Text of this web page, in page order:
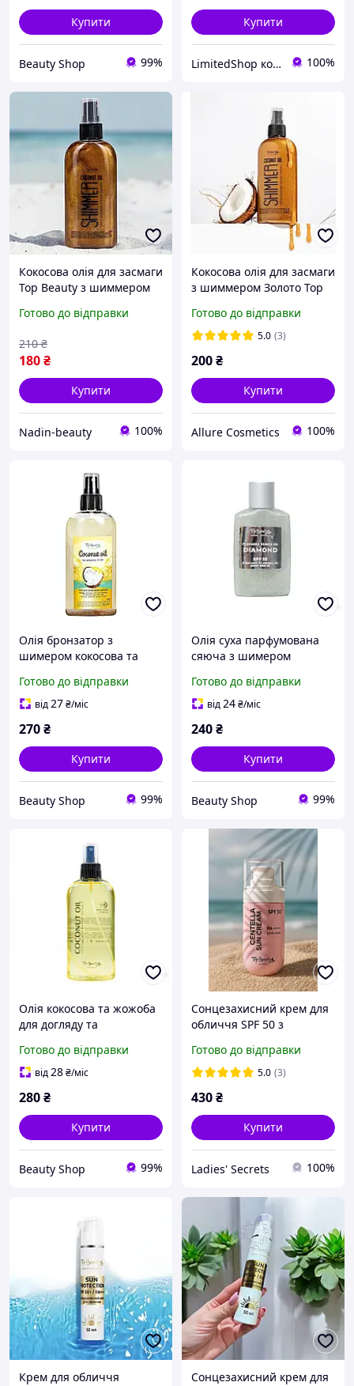
Купити
Beauty Shop 99%
Купити
LimitedShop косметика, аксесуари, одяг та взуття 100%
Кокосова олія для засмаги
Top Beauty з шиммером
Об`єм 100 ml сяйво
Готово до відправки
180₴
210 ₴
Купити
Nadin-beauty 100%
Кокосова олія для засмаги
з шиммером Золото Top
Shimmer Gold 100мл
Готово до відправки
5.0 (3)
200₴
Купити
Allure Cosmetics 100%
Олія бронзатор з
шимером кокосова та
інтенсивної засмаги
UVB/UVA SPF 15.
Beauty
Готово до відправки
від27₴/міс
270₴
Купити
Beauty Shop 99%
Олія суха парфумована
сяюча з шимером
кунжутна, персикова)
UVB/UVA SPF 20. 100 мл.
Готово до відправки
від24₴/міс
240₴
Купити
Beauty Shop 99%
Олія кокосова та жожоба
для догляду та
UVB/UVA SPF 6. 200 мл.
Top Beauty
Готово до відправки
від28₴/міс
280₴
Купити
Beauty Shop 99%
Сонцезахисний крем для
обличчя SPF 50 з
50 мл
Готово до відправки
5.0 (3)
430₴
Купити
Ladies' Secrets 100%
Крем для обличчя
Сонцезахисний крем для